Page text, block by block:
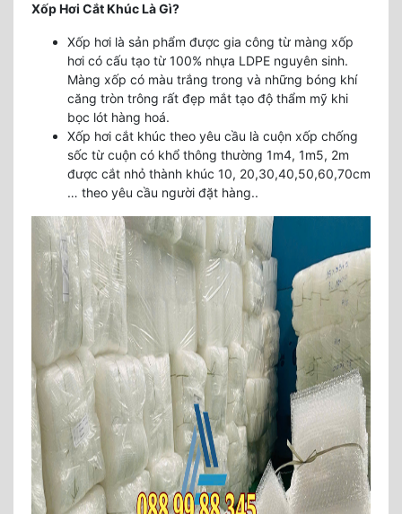
Xốp Hơi Cắt Khúc Là Gì?
Xốp hơi là sản phẩm được gia công từ màng xốp
hơi có cấu tạo từ 100% nhựa LDPE nguyên sinh.
Màng xốp có màu trắng trong và những bóng khí
căng tròn trông rất đẹp mắt tạo độ thẩm mỹ khi
bọc lót hàng hoá.
Xốp hơi cắt khúc theo yêu cầu là cuộn xốp chống
sốc từ cuộn có khổ thông thường 1m4, 1m5, 2m
được cắt nhỏ thành khúc 10, 20,30,40,50,60,70cm
… theo yêu cầu người đặt hàng..